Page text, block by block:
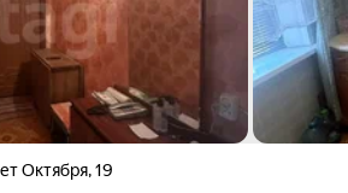
Октября,19